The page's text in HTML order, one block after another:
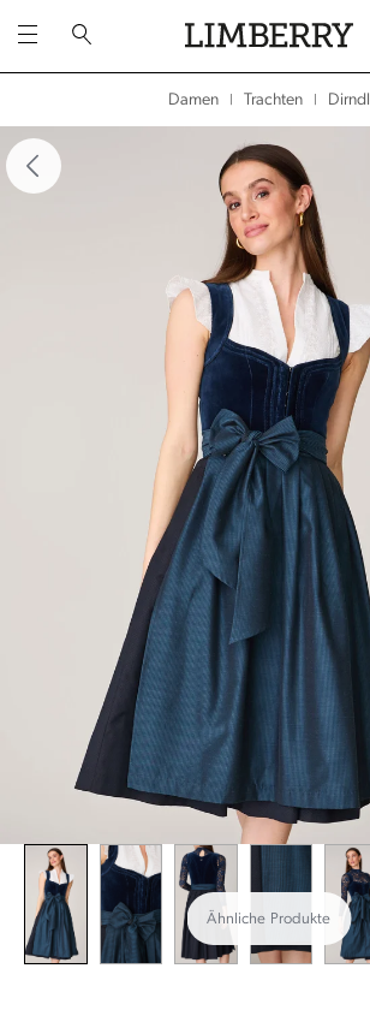
Damen Trachten Dirndl
überspringen
Ähnliche Produkte